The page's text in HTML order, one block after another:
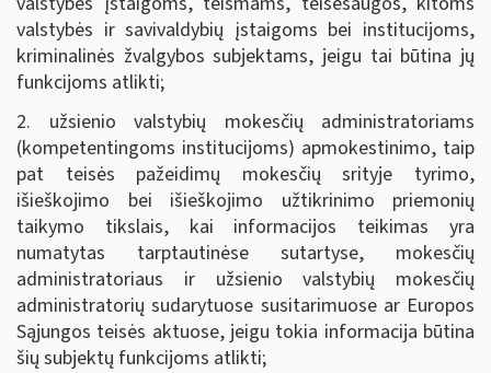
valstybės ir savivaldybių įstaigoms bei institucijoms,
kriminalinės žvalgybos subjektams, jeigu tai būtina jų
funkcijoms atlikti;
2. užsienio valstybių mokesčių administratoriams
(kompetentingoms institucijoms) apmokestinimo, taip
pat teisės pažeidimų mokesčių srityje tyrimo,
išieškojimo bei išieškojimo užtikrinimo priemonių
taikymo tikslais, kai informacijos teikimas yra
numatytas tarptautinėse sutartyse, mokesčių
administratoriaus ir užsienio valstybių mokesčių
administratorių sudarytuose susitarimuose ar Europos
Sąjungos teisės aktuose, jeigu tokia informacija būtina
šių subjektų funkcijoms atlikti;